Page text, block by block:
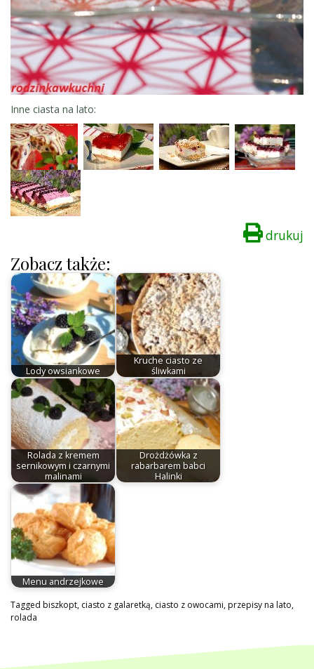
Inne ciasta na lato:
drukuj
Zobacz także:
Lody owsiankowe
Kruche ciasto ze
śliwkami
Rolada z kremem
sernikowym i czarnymi
malinami
Drożdżówka z
rabarbarem babci
Halinki
Menu andrzejkowe
Tagged biszkopt, ciasto z galaretką, ciasto z owocami,przepisy na lato,
rolada